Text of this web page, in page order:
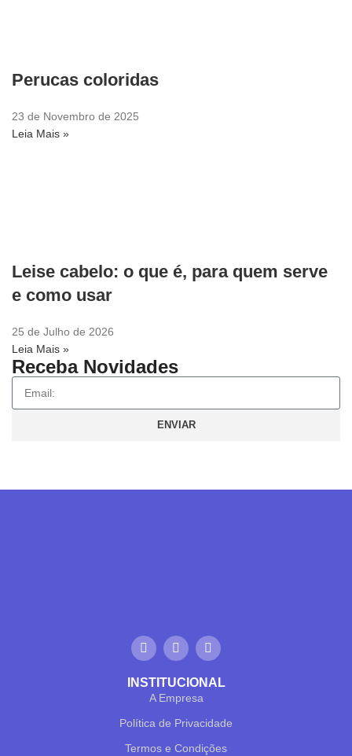
Perucas coloridas
23 de Novembro de 2025
Leia Mais »
Leise cabelo: o que é, para quem serve
e como usar
25 de Julho de 2026
Leia Mais »
Receba Novidades
ENVIAR
INSTITUCIONAL
A Empresa
Política de Privacidade
Termos e Condições